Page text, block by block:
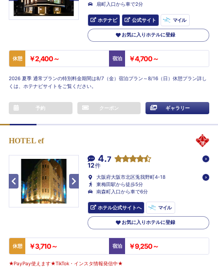
扇町入口から車で2分
ホテナビ 公式サイト マイル
お気に入りホテルに登録
休憩 ￥2,400～ 宿泊 ￥4,700～
2026 夏季 通常プランの特別料金期間は8/7（金）宿泊プラン～8/16（日）休憩プラン詳し
くは、ホテナビサイトをご覧ください。
予約 クーポン ギャラリー
HOTEL ef
4.7
12件
大阪府大阪市北区兎我野町4-18
東梅田駅から徒歩5分
南森町入口から車で6分
ホテル公式サイトへ マイル
お気に入りホテルに登録
休憩 ￥3,710～ 宿泊 ￥9,250～
★PayPay使えます★TikTok・インスタ情報発信中★